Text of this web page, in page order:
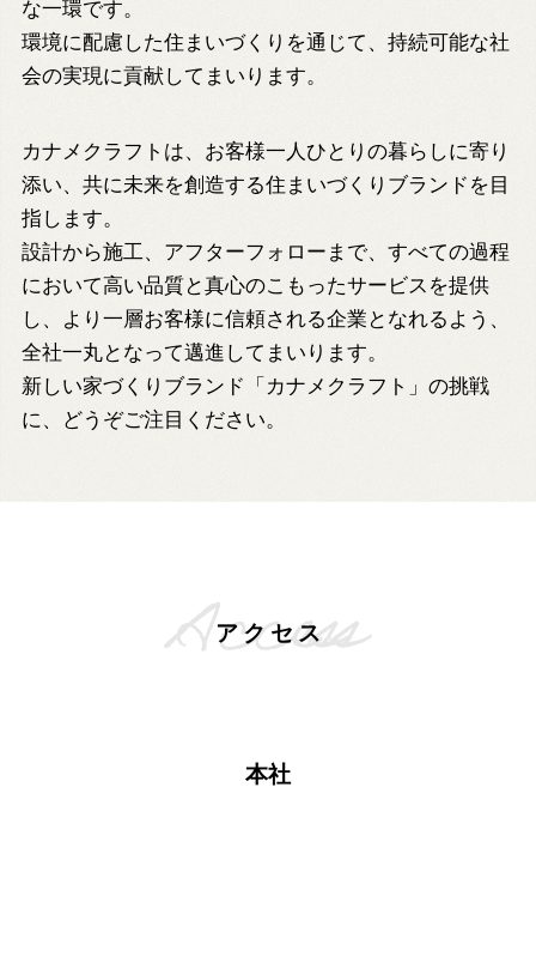
な一環です。
環境に配慮した住まいづくりを通じて、持続可能な社
会の実現に貢献してまいります。
カナメクラフトは、お客様一人ひとりの暮らしに寄り
添い、共に未来を創造する住まいづくりブランドを目
指します。
設計から施工、アフターフォローまで、すべての過程
において高い品質と真心のこもったサービスを提供
し、より一層お客様に信頼される企業となれるよう、
全社一丸となって邁進してまいります。
新しい家づくりブランド「カナメクラフト」の挑戦
に、どうぞご注目ください。
アクセス
本社